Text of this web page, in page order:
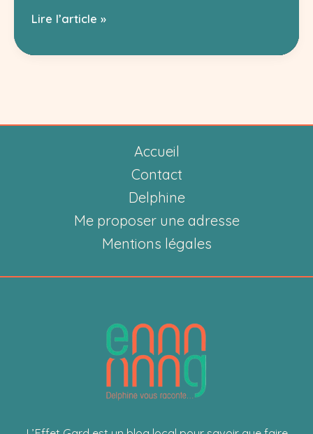
Turquie,
gourmand
Lire l’article »
Accueil
Contact
Delphine
Me proposer une adresse
Mentions légales